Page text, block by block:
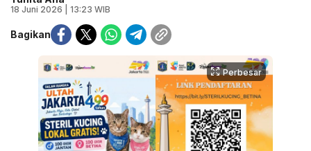
18 Juni 2026 | 13:23 WIB
Bagikan
Perbesar